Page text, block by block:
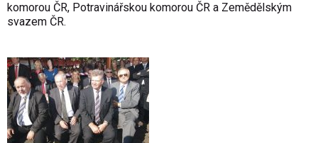
komorou ČR, Potravinářskou komorou ČR a Zemědělským
svazem ČR.